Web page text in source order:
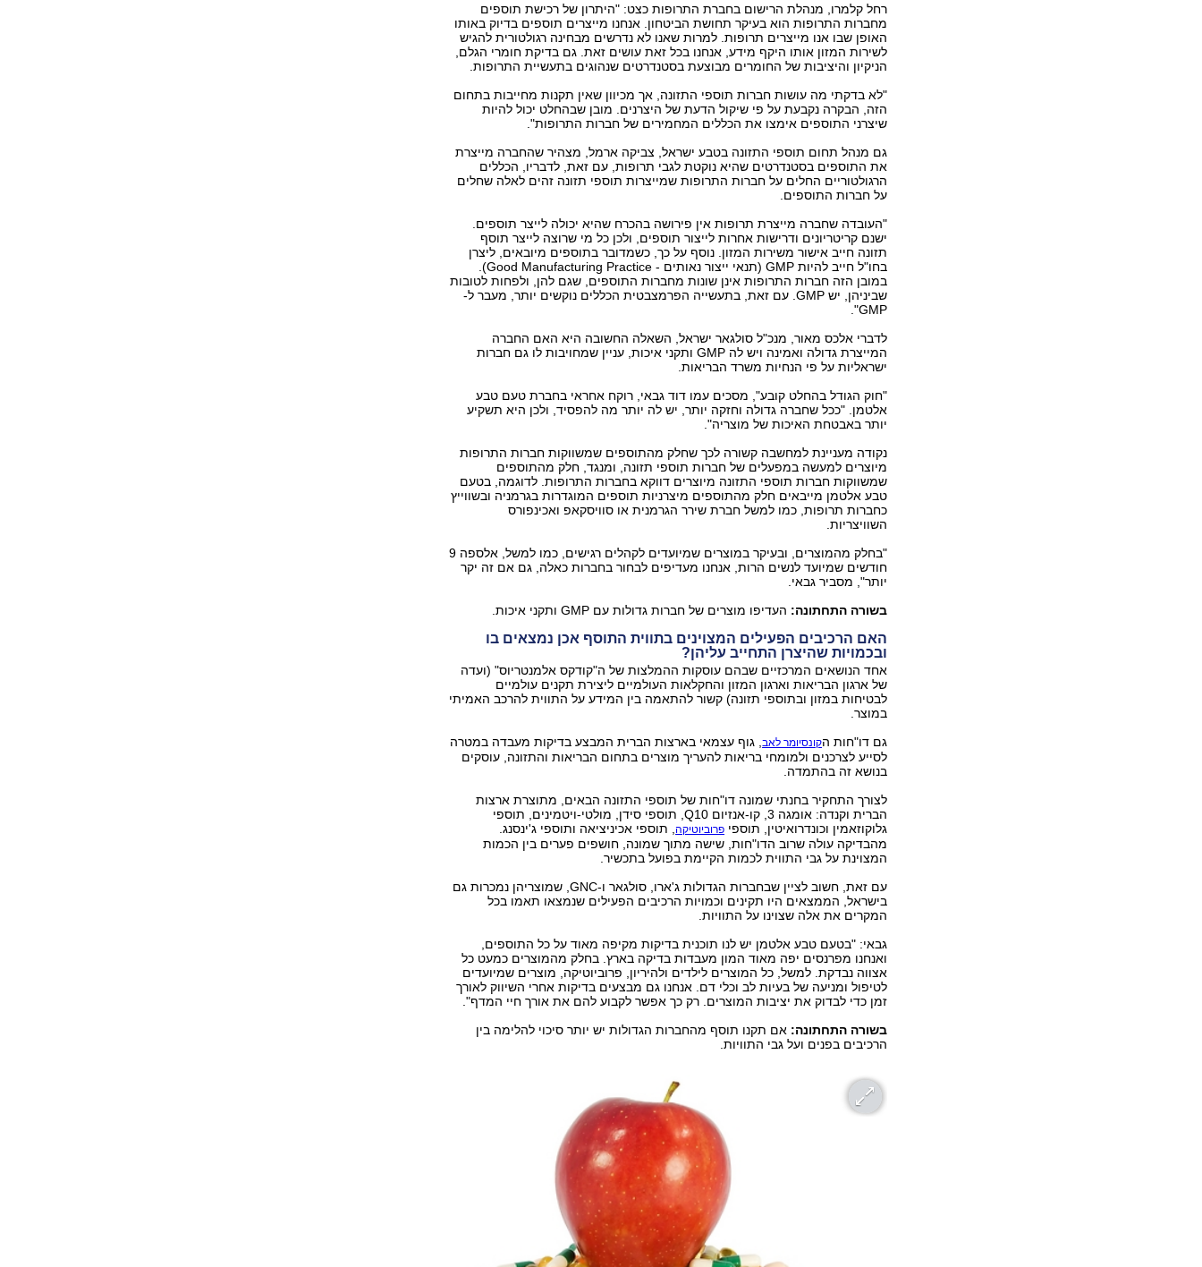
רחל קלמרו, מנהלת הרישום בחברת התרופות כצט: "היתרון של רכישת תוספים
מחברות התרופות הוא בעיקר תחושת הביטחון. אנחנו מייצרים תוספים בדיוק באותו
האופן שבו אנו מייצרים תרופות. למרות שאנו לא נדרשים מבחינה רגולטורית להגיש
לשירות המזון אותו היקף מידע, אנחנו בכל זאת עושים זאת. גם בדיקת חומרי הגלם,
הניקיון והיציבות של החומרים מבוצעת בסטנדרטים שנהוגים בתעשיית התרופות.
"לא בדקתי מה עושות חברות תוספי התזונה, אך מכיוון שאין תקנות מחייבות בתחום
הזה, הבקרה נקבעת על פי שיקול הדעת של היצרנים. מובן שבהחלט יכול להיות
שיצרני התוספים אימצו את הכללים המחמירים של חברות התרופות".
גם מנהל תחום תוספי התזונה בטבע ישראל, צביקה ארמל, מצהיר שהחברה מייצרת
את התוספים בסטנדרטים שהיא נוקטת לגבי תרופות, עם זאת, לדבריו, הכללים
הרגולטוריים החלים על חברות התרופות שמייצרות תוספי תזונה זהים לאלה שחלים
על חברות התוספים.
"העובדה שחברה מייצרת תרופות אין פירושה בהכרח שהיא יכולה לייצר תוספים.
ישנם קריטריונים ודרישות אחרות לייצור תוספים, ולכן כל מי שרוצה לייצר תוסף
תזונה חייב אישור משירות המזון. נוסף על כך, כשמדובר בתוספים מיובאים, ליצרן
בחו"ל חייב להיות GMP (תנאי ייצור נאותים - Good Manufacturing Practice).
במובן הזה חברות התרופות אינן שונות מחברות התוספים, שגם להן, ולפחות לטובות
שביניהן, יש GMP. עם זאת, בתעשייה הפרמצבטית הכללים נוקשים יותר, מעבר ל-
GMP".
לדברי אלכס מאור, מנכ"ל סולגאר ישראל, השאלה החשובה היא האם החברה
המייצרת גדולה ואמינה ויש לה GMP ותקני איכות, עניין שמחויבות לו גם חברות
ישראליות על פי הנחיות משרד הבריאות.
"חוק הגודל בהחלט קובע", מסכים עמו דוד גבאי, רוקח אחראי בחברת טעם טבע
אלטמן. "ככל שחברה גדולה וחזקה יותר, יש לה יותר מה להפסיד, ולכן היא תשקיע
יותר באבטחת האיכות של מוצריה".
נקודה מעניינת למחשבה קשורה לכך שחלק מהתוספים שמשווקות חברות התרופות
מיוצרים למעשה במפעלים של חברות תוספי תזונה, ומנגד, חלק מהתוספים
שמשווקות חברות תוספי התזונה מיוצרים דווקא בחברות התרופות. לדוגמה, בטעם
טבע אלטמן מייבאים חלק מהתוספים מיצרניות תוספים המוגדרות בגרמניה ובשווייץ
כחברות תרופות, כמו למשל חברת שירר הגרמנית או סוויסקאפ ואכינפורס
השוויצריות.
"בחלק מהמוצרים, ובעיקר במוצרים שמיועדים לקהלים רגישים, כמו למשל, אלספה 9
חודשים שמיועד לנשים הרות, אנחנו מעדיפים לבחור בחברות כאלה, גם אם זה יקר
יותר", מסביר גבאי.
בשורה התחתונה: העדיפו מוצרים של חברות גדולות עם GMP ותקני איכות.
האם הרכיבים הפעילים המצוינים בתווית התוסף אכן נמצאים בו
ובכמויות שהיצרן התחייב עליהן?
אחד הנושאים המרכזיים שבהם עוסקות ההמלצות של ה"קודקס אלמנטריוס" (ועדה
של ארגון הבריאות וארגון המזון והחקלאות העולמיים ליצירת תקנים עולמיים
לבטיחות במזון ובתוספי תזונה) קשור להתאמה בין המידע על התווית להרכב האמיתי
במוצר.
גם דו"חות הקונסיומר לאב, גוף עצמאי בארצות הברית המבצע בדיקות מעבדה במטרה
לסייע לצרכנים ולמומחי בריאות להעריך מוצרים בתחום הבריאות והתזונה, עוסקים
בנושא זה בהתמדה.
לצורך התחקיר בחנתי שמונה דו"חות של תוספי התזונה הבאים, מתוצרת ארצות
הברית וקנדה: אומגה 3, קו-אנזיום Q10, תוספי סידן, מולטי-ויטמינים, תוספי
גלוקוזאמין וכונדרואיטין, תוספי פרוביוטיקה, תוספי אכיניציאה ותוספי ג'ינסנג.
מהבדיקה עולה שרוב הדו"חות, שישה מתוך שמונה, חושפים פערים בין הכמות
המצוינת על גבי התווית לכמות הקיימת בפועל בתכשיר.
עם זאת, חשוב לציין שבחברות הגדולות ג'ארו, סולגאר ו-GNC, שמוצריהן נמכרות גם
בישראל, הממצאים היו תקינים וכמויות הרכיבים הפעילים שנמצאו תאמו בכל
המקרים את אלה שצוינו על התוויות.
גבאי: "בטעם טבע אלטמן יש לנו תוכנית בדיקות מקיפה מאוד על כל התוספים,
ואנחנו מפרנסים יפה מאוד המון מעבדות בדיקה בארץ. בחלק מהמוצרים כמעט כל
אצווה נבדקת. למשל, כל המוצרים לילדים ולהיריון, פרוביוטיקה, מוצרים שמיועדים
לטיפול ומניעה של בעיות לב וכלי דם. אנחנו גם מבצעים בדיקות אחרי השיווק לאורך
זמן כדי לבדוק את יציבות המוצרים. רק כך אפשר לקבוע להם את אורך חיי המדף".
בשורה התחתונה: אם תקנו תוסף מהחברות הגדולות יש יותר סיכוי להלימה בין
הרכיבים בפנים ועל גבי התוויות.